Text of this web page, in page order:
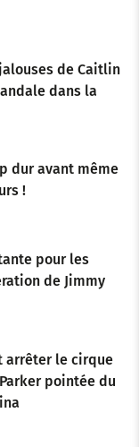
de Caitlin
dans la
dur avant même
!
pour les
de Jimmy
arrêter le cirque
pointée du